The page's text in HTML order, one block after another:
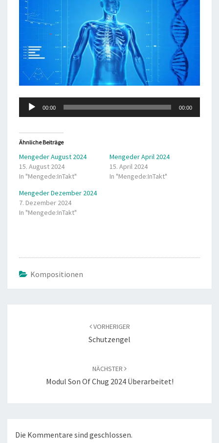
Audio-
Player
00:00 00:00
Ähnliche Beiträge
Mengeder August 2024
15. August 2024
In "Mengede:InTakt"
Mengeder April 2024
15. April 2024
In "Mengede:InTakt"
Mengeder Dezember 2024
7. Dezember 2024
In "Mengede:InTakt"
Kompositionen
VORHERIGER
Schutzengel
NÄCHSTER
Modul Son Of Chug 2024 Überarbeitet!
Die Kommentare sind geschlossen.